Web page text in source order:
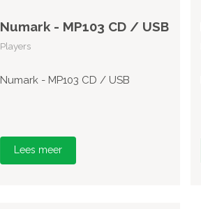
Numark - MP103 CD / USB
Players
Numark - MP103 CD / USB
Lees meer